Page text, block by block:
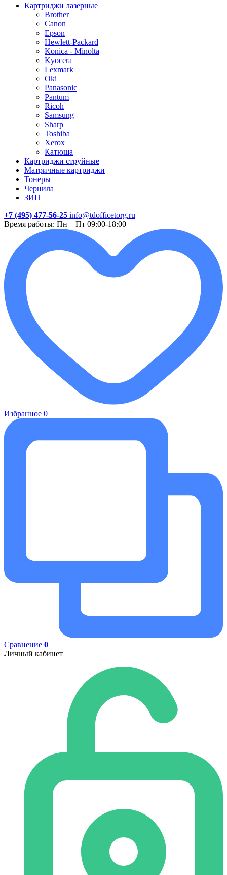
Картриджи лазерные
Brother
Canon
Epson
Hewlett-Packard
Konica - Minolta
Kyocera
Lexmark
Oki
Panasonic
Pantum
Ricoh
Samsung
Sharp
Toshiba
Xerox
Катюша
Картриджи струйные
Матричные картриджи
Тонеры
Чернила
ЗИП
+7 (495) 477-56-25 info@tdofficetorg.ru
Время работы: Пн—Пт 09:00-18:00
Избранное 0
Сравнение 0
Личный кабинет